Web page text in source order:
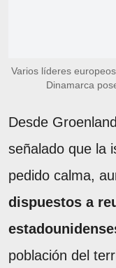
Varios líderes
Dinamarca
Desde
señalado que la
pedido calma,
dispuestos a
población del